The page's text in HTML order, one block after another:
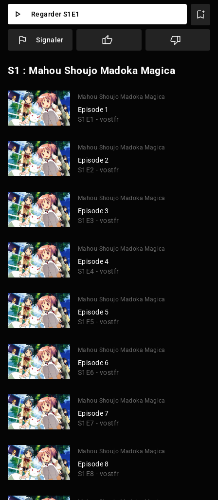
Regarder S1E1
Signaler
S1 : Mahou Shoujo Madoka Magica
Mahou Shoujo Madoka Magica
Episode 1
S1E1 - vostfr
Mahou Shoujo Madoka Magica
Episode 2
S1E2 - vostfr
Mahou Shoujo Madoka Magica
Episode 3
S1E3 - vostfr
Mahou Shoujo Madoka Magica
Episode 4
S1E4 - vostfr
Mahou Shoujo Madoka Magica
Episode 5
S1E5 - vostfr
Mahou Shoujo Madoka Magica
Episode 6
S1E6 - vostfr
Mahou Shoujo Madoka Magica
Episode 7
S1E7 - vostfr
Mahou Shoujo Madoka Magica
Episode 8
S1E8 - vostfr